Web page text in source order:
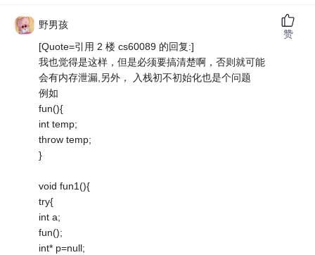
野男孩
[Quote=引用 2 楼 cs60089 的回复:]
我也觉得是这样，但是必须要搞清楚啊，否则就可能
会有内存泄漏,另外， 入栈初不初始化也是个问题
例如
fun(){
int temp;
throw temp;
}
void fun1(){
try{
int a;
fun();
int* p=null;
赞